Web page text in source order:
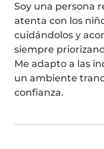
Soy una persona
atenta con los
cuidándolos y
siempre
Me adapto a las
un ambiente
confianza.